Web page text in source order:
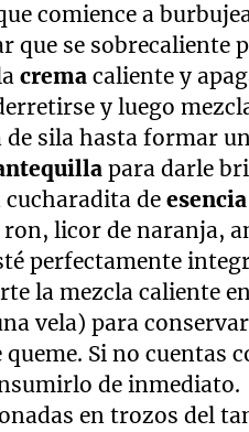
comience a
que se sobrecaliente
cremacaliente y
y luego
de sila hasta formar
para darle
cucharadita de
ron, licor de naranja,
perfectamente
la mezcla caliente
vela) para
queme. Si no cuentas
de inmediato.
en trozos del